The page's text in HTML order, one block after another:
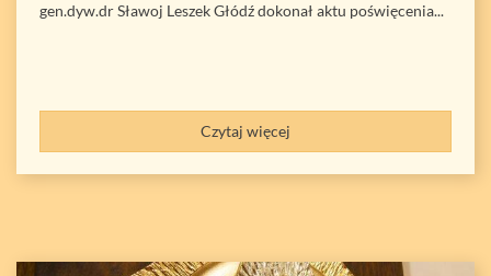
gen.dyw.dr Sławoj Leszek Głódź dokonał aktu poświęcenia...
Czytaj więcej